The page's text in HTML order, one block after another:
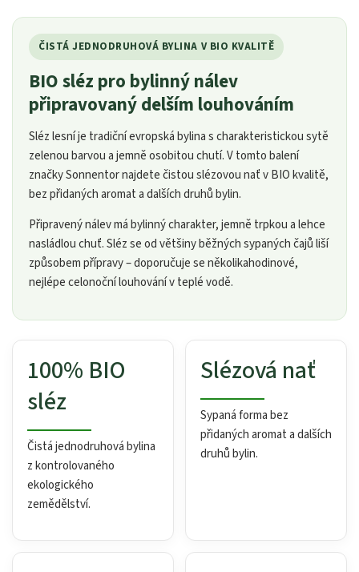
ČISTÁ JEDNODRUHOVÁ BYLINA V BIO KVALITĚ
BIO sléz pro bylinný nálev
připravovaný delším louhováním
Sléz lesní je tradiční evropská bylina s charakteristickou sytě
zelenou barvou a jemně osobitou chutí. V tomto balení
značky Sonnentor najdete čistou slézovou nať v BIO kvalitě,
bez přidaných aromat a dalších druhů bylin.
Připravený nálev má bylinný charakter, jemně trpkou a lehce
nasládlou chuť. Sléz se od většiny běžných sypaných čajů liší
způsobem přípravy – doporučuje se několikahodinové,
nejlépe celonoční louhování v teplé vodě.
100% BIO
sléz
Čistá jednodruhová bylina
z kontrolovaného
ekologického
zemědělství.
Slézová nať
Sypaná forma bez
přidaných aromat a dalších
druhů bylin.